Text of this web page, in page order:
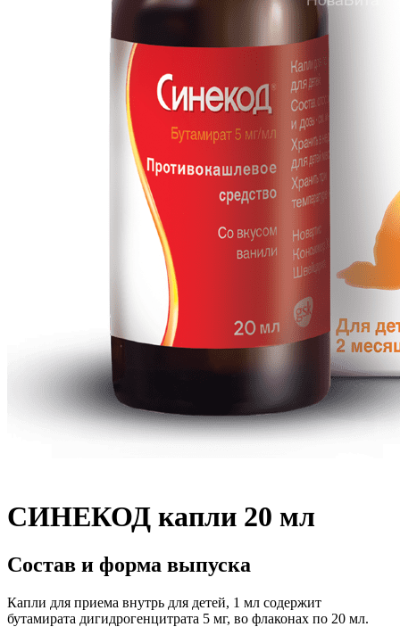
СИНЕКОД капли 20 мл
Состав и форма выпуска
Капли для приема внутрь для детей, 1 мл содержит
бутамирата дигидрогенцитрата 5 мг, во флаконах по 20 мл.